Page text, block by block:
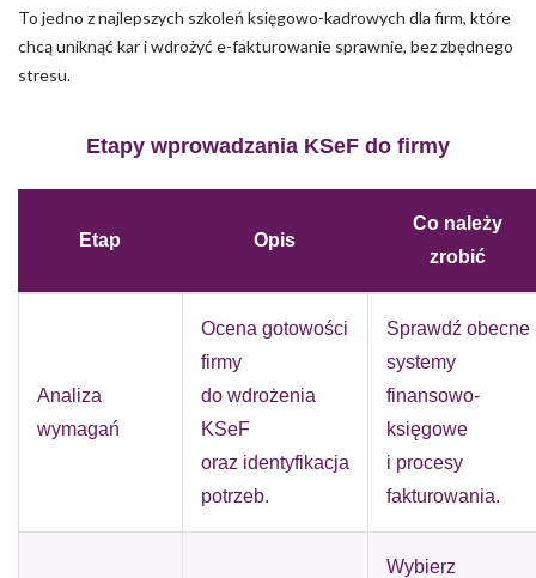
To jedno z najlepszych szkoleń księgowo-kadrowych dla firm, które
chcą uniknąć kar i wdrożyć e-fakturowanie sprawnie, bez zbędnego
stresu.
Etapy wprowadzania KSeF do firmy
Etap Opis
Co należy
zrobić
Analiza
wymagań
Ocena gotowości
firmy
do wdrożenia
KSeF
oraz identyfikacja
potrzeb.
Sprawdź obecne
systemy
finansowo-
księgowe
i procesy
fakturowania.
Wybierz